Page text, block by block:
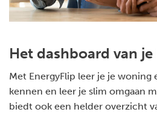
Het dashboard van je
Met EnergyFlip leer je je woning
kennen en leer je slim omgaan
biedt ook een helder overzicht